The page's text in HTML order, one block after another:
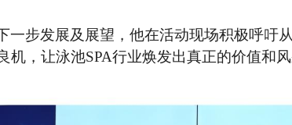
一步发展及展望，他在活动现场积极呼吁
机，让泳池SPA行业焕发出真正的价值和